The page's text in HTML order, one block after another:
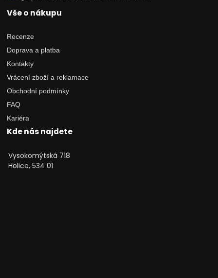
Vše o nákupu
Recenze
Doprava a platba
Kontakty
Vrácení zboží a reklamace
Obchodní podmínky
FAQ
Kariéra
Kde nás najdete
Vysokomýtská 718
Holice, 534 01